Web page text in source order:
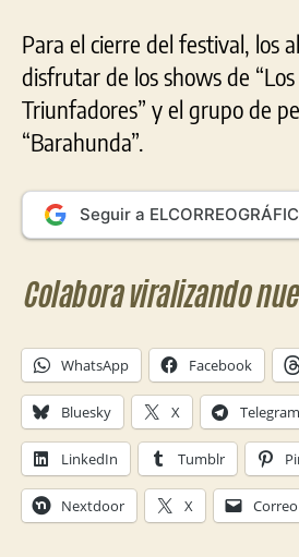
Para el cierre del festival, los
disfrutar de los shows de
Triunfadores” y el grupo de
“Barahunda”.
Seguir a
Colabora viralizando
WhatsApp Facebook
Bluesky X Telegram
LinkedIn Tumblr
Nextdoor X